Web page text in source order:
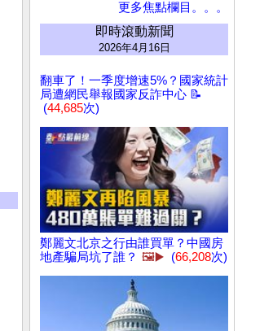
更多焦點欄目。。。
即時滾動新聞
2026年4月16日
翻車了！一季度增速5%？國家統計
局遭網民舉報國家反詐中心 📝
(44,685次)
鄭麗文北京之行由誰買單？中國房
地產騙局坑了誰？ 🖼️▶️ (66,208次)